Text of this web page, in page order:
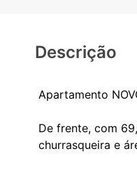
Descrição
Apartamento
De frente, com
churrasqueira e